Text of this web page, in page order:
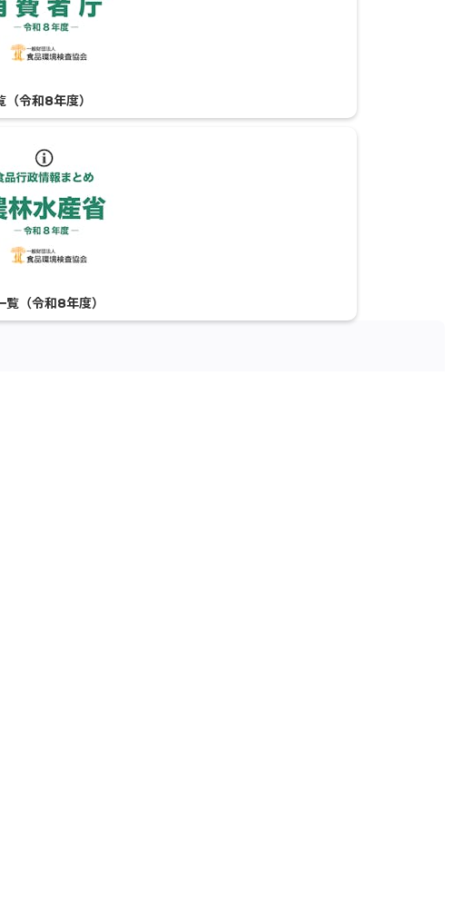
令和8年度）
（令和8年度）